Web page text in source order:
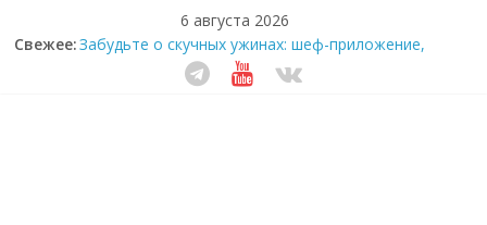
6 августа 2026
Свежее:Забудьте о скучных ужинах: шеф-приложение,
которое видит вашу еду насквозь
Небо зовёт: как бизнес на полётах дронов и